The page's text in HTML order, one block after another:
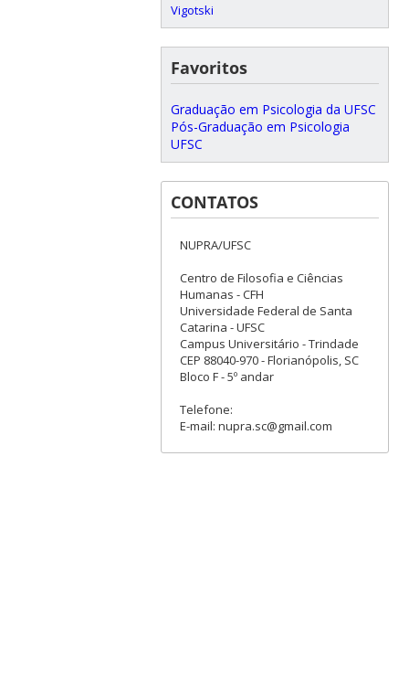
Vigotski
Favoritos
Graduação em Psicologia da UFSC
Pós-Graduação em Psicologia
UFSC
CONTATOS
NUPRA/UFSC
Centro de Filosofia e Ciências
Humanas - CFH
Universidade Federal de Santa
Catarina - UFSC
Campus Universitário - Trindade
CEP 88040-970 - Florianópolis, SC
Bloco F - 5º andar
Telefone:
E-mail: nupra.sc@gmail.com